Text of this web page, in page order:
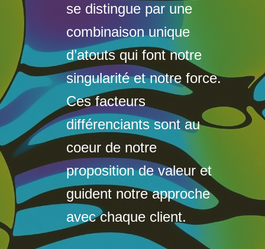
se distingue par une
combinaison unique
d’atouts qui font notre
singularité et notre force.
Ces facteurs
différenciants sont au
coeur de notre
proposition de valeur et
guident notre approche
avec chaque client.